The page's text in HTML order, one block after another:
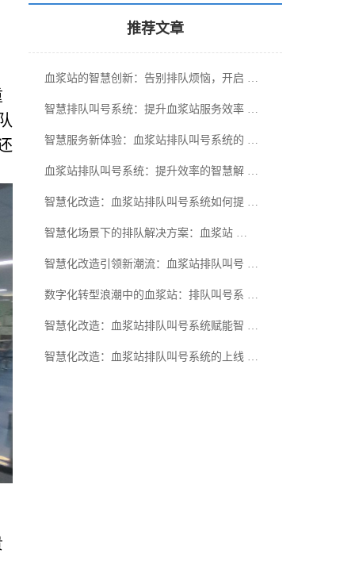
推荐文章
血浆站的智慧创新：告别排队烦恼，开启 …
智慧排队叫号系统：提升血浆站服务效率 …
智慧服务新体验：血浆站排队叫号系统的 …
血浆站排队叫号系统：提升效率的智慧解 …
智慧化改造：血浆站排队叫号系统如何提 …
智慧化场景下的排队解决方案：血浆站 …
智慧化改造引领新潮流：血浆站排队叫号 …
数字化转型浪潮中的血浆站：排队叫号系 …
智慧化改造：血浆站排队叫号系统赋能智 …
智慧化改造：血浆站排队叫号系统的上线 …